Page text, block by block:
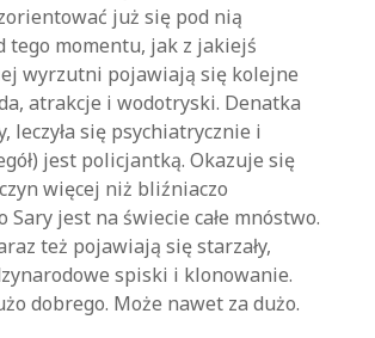
już się pod nią
tego momentu, jak z jakiejś
wyrzutni pojawiają się kolejne
atrakcje i wodotryski. Denatka
leczyła się psychiatrycznie i
jest policjantką. Okazuje się
więcej niż bliźniaczo
Sary jest na świecie całe mnóstwo.
też pojawiają się starzały,
spiski i klonowanie.
dobrego. Może nawet za dużo.